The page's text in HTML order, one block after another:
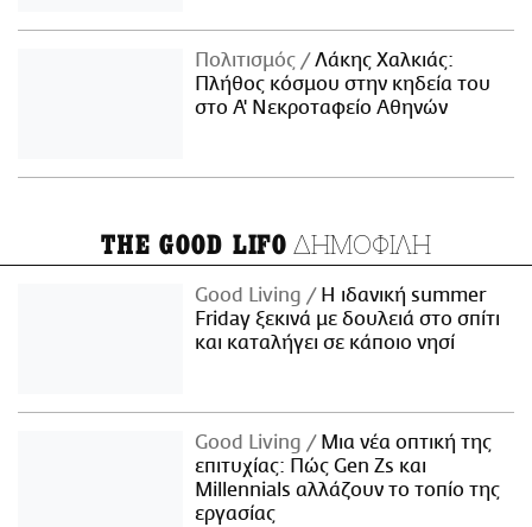
Πολιτισμός
Λάκης Χαλκιάς:
Πλήθος κόσμου στην κηδεία του
στο Α' Νεκροταφείο Αθηνών
THE GOOD LIFO ΔΗΜΟΦΙΛΗ
Good Living
Η ιδανική summer
Friday ξεκινά με δουλειά στο σπίτι
και καταλήγει σε κάποιο νησί
Good Living
Μια νέα οπτική της
επιτυχίας: Πώς Gen Zs και
Millennials αλλάζουν το τοπίο της
εργασίας